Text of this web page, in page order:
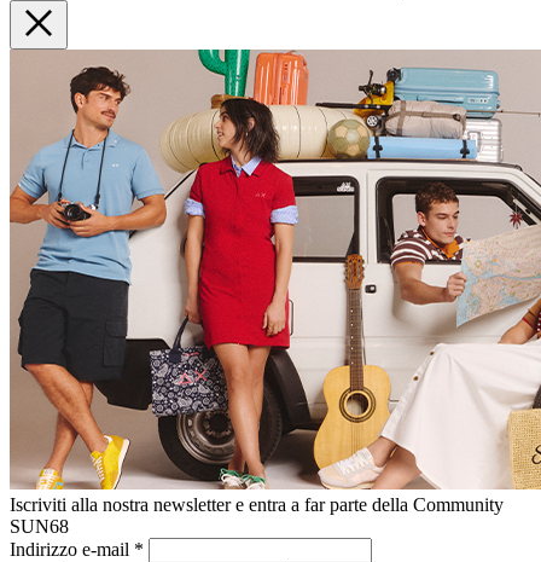
Iscriviti alla nostra newsletter e entra a far parte della Community
SUN68
Indirizzo e-mail *